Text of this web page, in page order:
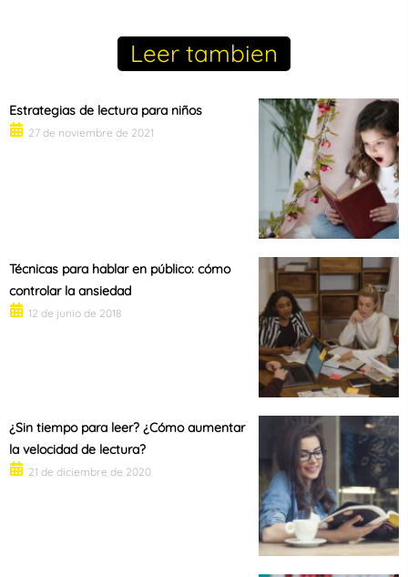
Leer tambien
Estrategias de lectura para niños
27 de noviembre de 2021
Técnicas para hablar en público: cómo
controlar la ansiedad
12 de junio de 2018
¿Sin tiempo para leer? ¿Cómo aumentar
la velocidad de lectura?
21 de diciembre de 2020